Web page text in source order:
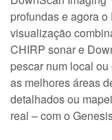
profundas e agora
visualização
CHIRP sonar e
pescar num local
as melhores áreas
detalhados ou
real – com o